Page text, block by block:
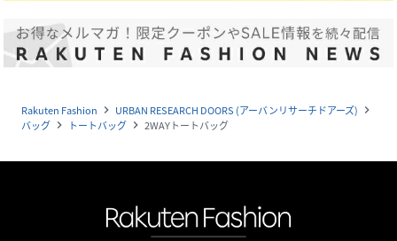
Rakuten Fashion navigate_next URBAN RESEARCH DOORS (アーバンリサーチドアーズ) navigate_next
バッグ navigate_next トートバッグ navigate_next 2WAYトートバッグ